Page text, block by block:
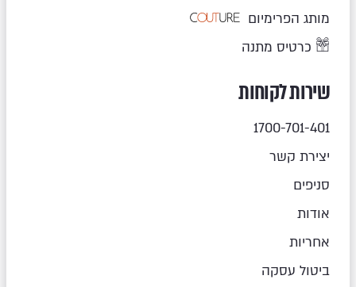
מותג הפרימיום
כרטיס מתנה
שירות לקוחות
1700-701-401
יצירת קשר
סניפים
אודות
אחריות
ביטול עסקה